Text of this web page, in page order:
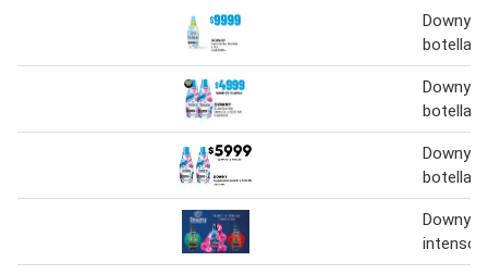
Downy
botella 1
Downy
botella
Downy
botella
Downy
intenso